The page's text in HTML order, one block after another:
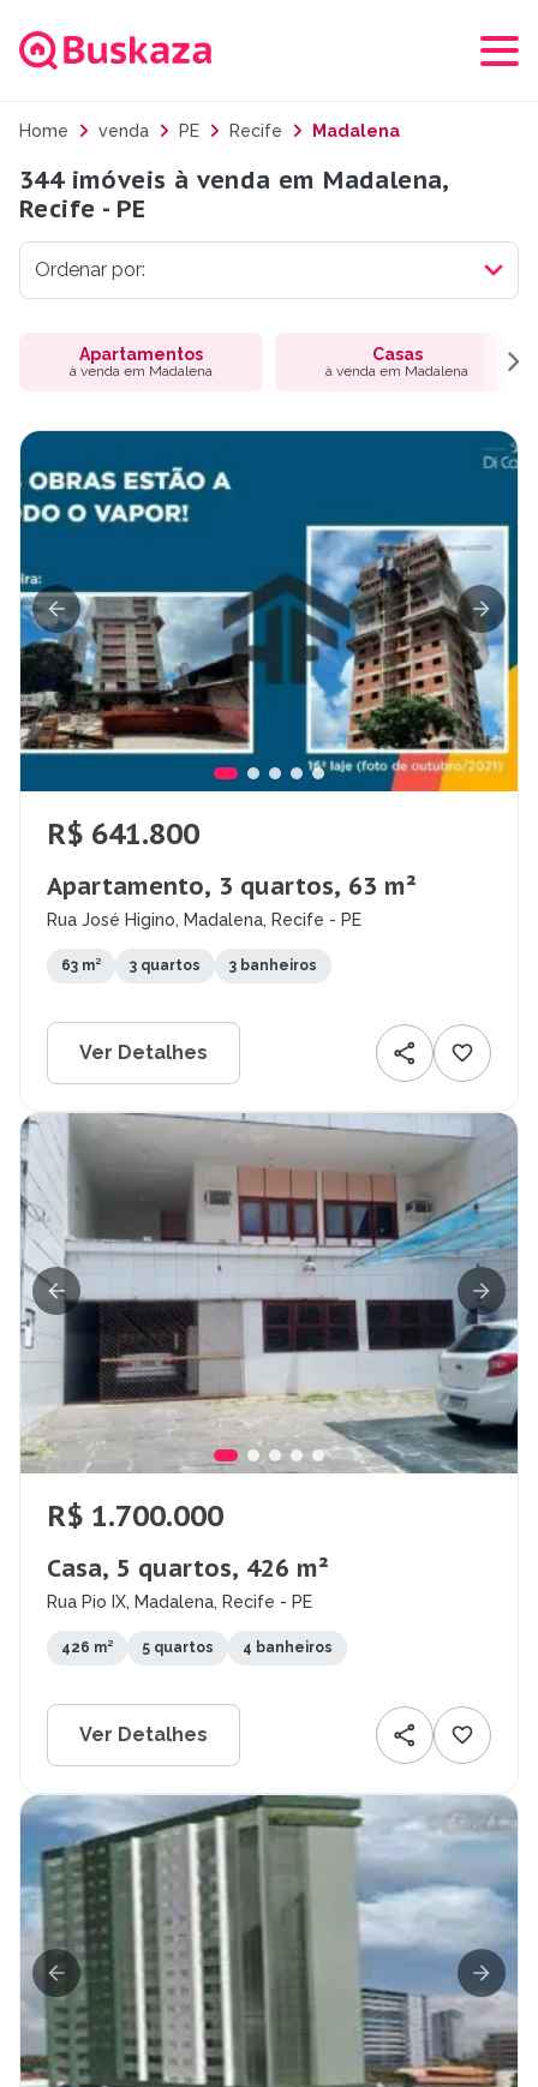
Home venda PE Recife Madalena
344 imóveis à venda em Madalena,
Recife - PE
Apartamentos
à venda em Madalena
Casas
à venda em Madalena
R$ 641.800
Apartamento, 3 quartos, 63 m²
Rua José Higino, Madalena, Recife - PE
63 m² 3 quartos 3 banheiros
Ver Detalhes
R$ 1.700.000
Casa, 5 quartos, 426 m²
Rua Pio IX, Madalena, Recife - PE
426 m² 5 quartos 4 banheiros
Ver Detalhes